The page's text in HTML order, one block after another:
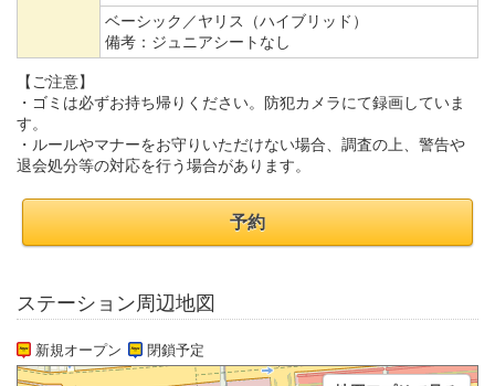
ベーシック／ヤリス（ハイブリッド）
備考： ジュニアシートなし
【ご注意】
・ゴミは必ずお持ち帰りください。防犯カメラにて録画していま
す。
・ルールやマナーをお守りいただけない場合、調査の上、警告や
退会処分等の対応を行う場合があります。
予約
ステーション周辺地図
新規オープン 閉鎖予定